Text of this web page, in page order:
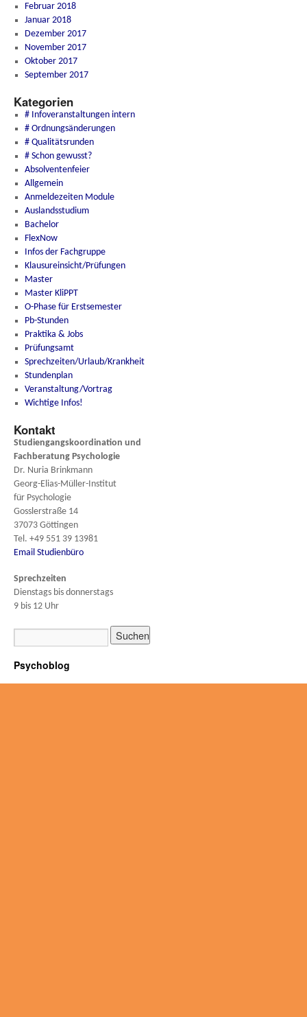
Februar 2018
Januar 2018
Dezember 2017
November 2017
Oktober 2017
September 2017
Kategorien
# Infoveranstaltungen intern
# Ordnungsänderungen
# Qualitätsrunden
# Schon gewusst?
Absolventenfeier
Allgemein
Anmeldezeiten Module
Auslandsstudium
Bachelor
FlexNow
Infos der Fachgruppe
Klausureinsicht/Prüfungen
Master
Master KliPPT
O-Phase für Erstsemester
Pb-Stunden
Praktika & Jobs
Prüfungsamt
Sprechzeiten/Urlaub/Krankheit
Stundenplan
Veranstaltung/Vortrag
Wichtige Infos!
Kontakt
Studiengangskoordination und
Fachberatung Psychologie
Dr. Nuria Brinkmann
Georg-Elias-Müller-Institut
für Psychologie
Gosslerstraße 14
37073 Göttingen
Tel. +49 551 39 13981
Email Studienbüro
Sprechzeiten
Dienstags bis donnerstags
9 bis 12 Uhr
Psychoblog